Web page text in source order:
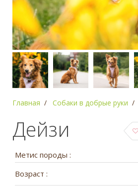
Главная Собаки в добрые руки
Дейзи
Метис породы :
Возраст :